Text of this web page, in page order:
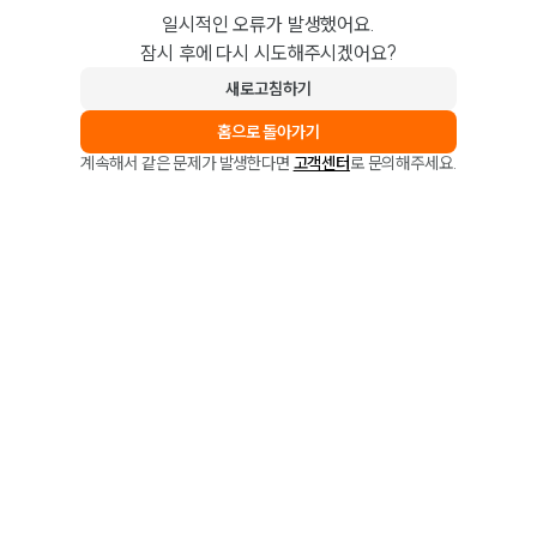
일시적인 오류가 발생했어요.
잠시 후에 다시 시도해주시겠어요?
새로고침하기
홈으로 돌아가기
계속해서 같은 문제가 발생한다면 고객센터로 문의해주세요.